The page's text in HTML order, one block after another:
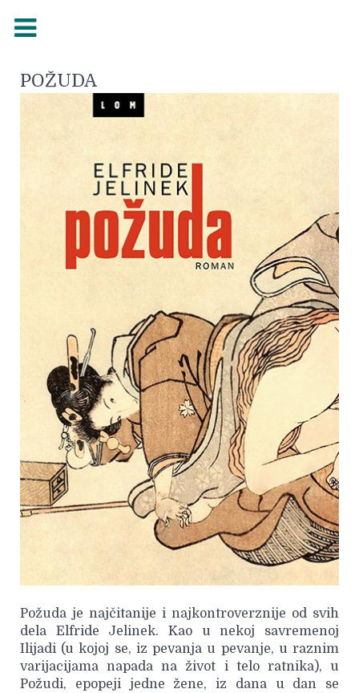
POŽUDA
Požuda je najčitanije i najkontroverznije od svih
dela Elfride Jelinek. Kao u nekoj savremenoj
Ilijadi (u kojoj se, iz pevanja u pevanje, u raznim
varijacijama napada na život i telo ratnika), u
Požudi, epopeji jedne žene, iz dana u dan se